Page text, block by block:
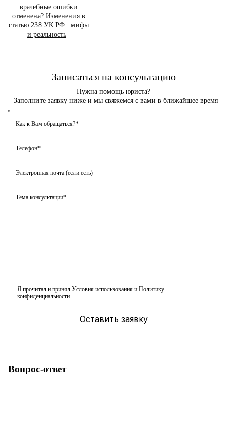
врачебные ошибки
отменена? Изменения в
статью 238 УК РФ: мифы
и реальность
Записаться на консультацию
Нужна помощь юриста?
Заполните заявку ниже и мы свяжемся с вами в ближайшее время
Я прочитал и принял Условия использования и Политику
конфиденциальности.
Вопрос-ответ